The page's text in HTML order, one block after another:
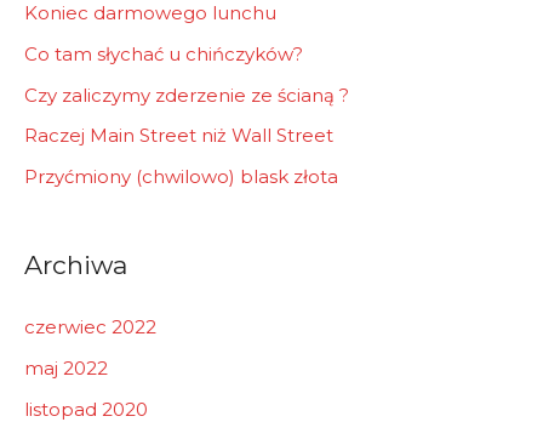
Koniec darmowego lunchu
Co tam słychać u chińczyków?
Czy zaliczymy zderzenie ze ścianą ?
Raczej Main Street niż Wall Street
Przyćmiony (chwilowo) blask złota
Archiwa
czerwiec 2022
maj 2022
listopad 2020